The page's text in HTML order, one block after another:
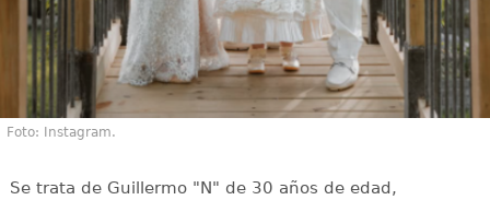
Foto: Instagram.
Se trata de Guillermo "N" de 30 años de edad,